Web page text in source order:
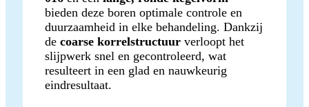
bieden deze boren optimale controle en
duurzaamheid in elke behandeling. Dankzij
de coarse korrelstructuur verloopt het
slijpwerk snel en gecontroleerd, wat
resulteert in een glad en nauwkeurig
eindresultaat.